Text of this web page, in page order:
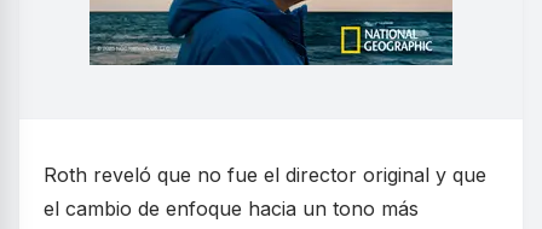
Roth reveló que no fue el director original y que
el cambio de enfoque hacia un tono más